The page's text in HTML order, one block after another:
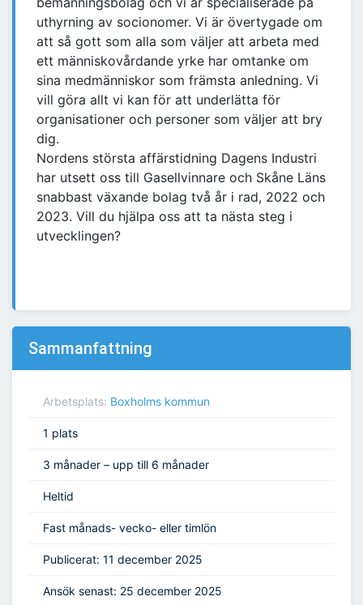
uthyrning av socionomer. Vi är övertygade om
att så gott som alla som väljer att arbeta med
ett människovårdande yrke har omtanke om
sina medmänniskor som främsta anledning. Vi
vill göra allt vi kan för att underlätta för
organisationer och personer som väljer att bry
dig.
Nordens största affärstidning Dagens Industri
har utsett oss till Gasellvinnare och Skåne Läns
snabbast växande bolag två år i rad, 2022 och
2023. Vill du hjälpa oss att ta nästa steg i
utvecklingen?
Sammanfattning
Arbetsplats: Boxholms kommun
1 plats
3 månader – upp till 6 månader
Heltid
Fast månads- vecko- eller timlön
Publicerat: 11 december 2025
Ansök senast: 25 december 2025